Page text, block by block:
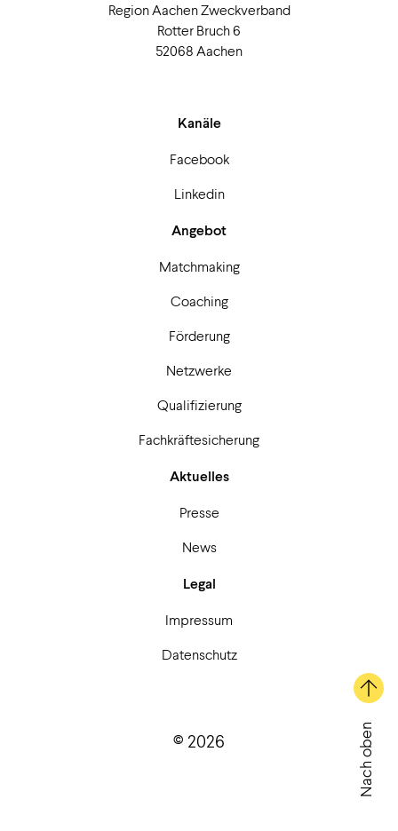
Region Aachen Zweckverband
Rotter Bruch 6
52068 Aachen
Kanäle
Facebook
Linkedin
Angebot
Matchmaking
Coaching
Förderung
Netzwerke
Qualifizierung
Fachkräftesicherung
Aktuelles
Presse
News
Legal
Impressum
Datenschutz
Nach oben
© 2026